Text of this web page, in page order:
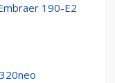
190-E2